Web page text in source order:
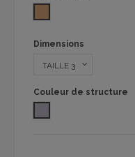
Dimensions
Couleur de structure